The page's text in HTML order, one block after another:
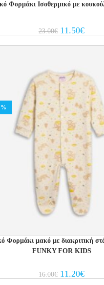
Φορμάκι Ισοθερμικό με
23.00€ Original
price
11.50€Current
price
Φορμάκι μακό με διακριτική
FUNKY FOR KIDS
16.00€ Original
price
11.20€Current
price